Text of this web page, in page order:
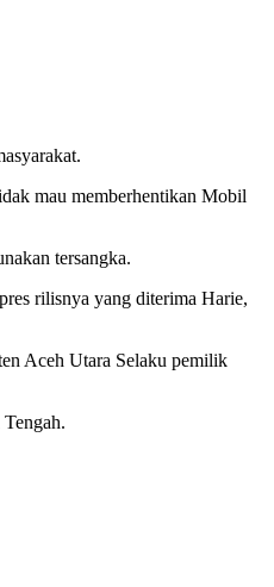
mau memberhentikan Mobil
tersangka.
rilisnya yang diterima Harie,
Aceh Utara Selaku pemilik